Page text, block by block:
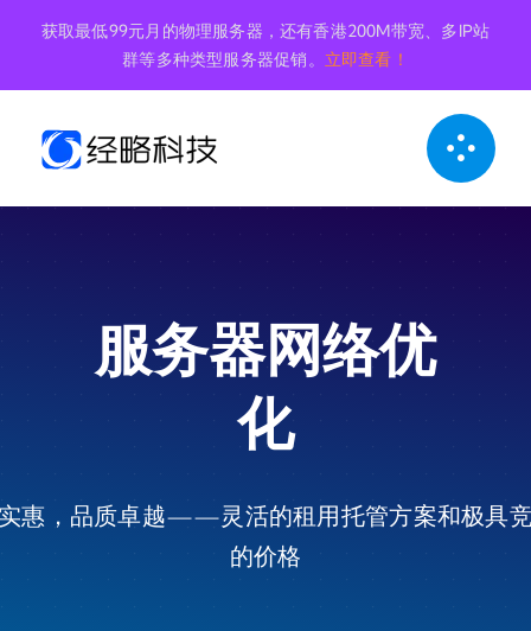
内
获取最低99元月的物理服务器，还有香港200M带宽、多IP站
群等多种类型服务器促销。 立即查看！
服务器网络优
化
惠，品质卓越——灵活的租用托管方案和极具
的价格